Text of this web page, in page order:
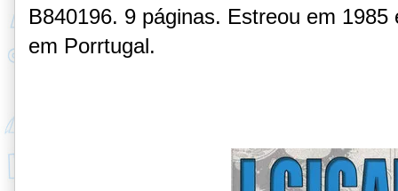
B840196. 9 páginas. Estreou em
em Porrtugal.